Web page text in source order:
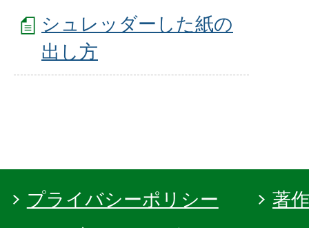
シュレッダーした紙の
出し方
プライバシーポリシー
著